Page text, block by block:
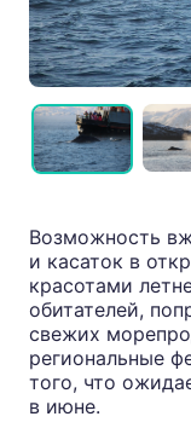
Возможность
и касаток в
красотами
обитателей,
свежих
региональные
того, что
в июне.